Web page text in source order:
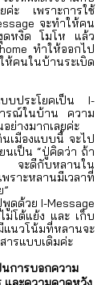
ค่ะ เพราะการใช้
จะทำให้คน
ดหงิด โมโห แล้ว
ทำให้ออกไป
คนในบ้านระเบิด
บประโยคเป็น I-
รณ์ในบ้าน ความ
ย่างมากเลยค่ะ
เมืองแบบนี้ จะไป
ยนเป็น “ปู่คิดว่า ถ้า
จะดีกับหลานใน
พราะหลานมีเวลาที่
ดด้วย I-Message
โต้แย้ง และ เก็บ
นวโน้มที่หลานจะ
ารแบบเดิมค่ะ
นการบอกความ